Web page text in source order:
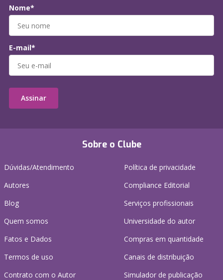
Sobre o Clube
Dúvidas/Atendimento
Autores
Blog
Quem somos
Fatos e Dados
Termos de uso
Contrato com o Autor
Política de privacidade
Compliance Editorial
Serviços profissionais
Universidade do autor
Compras em quantidade
Canais de distribuição
Simulador de publicação
Nome*
E-mail*
Assinar